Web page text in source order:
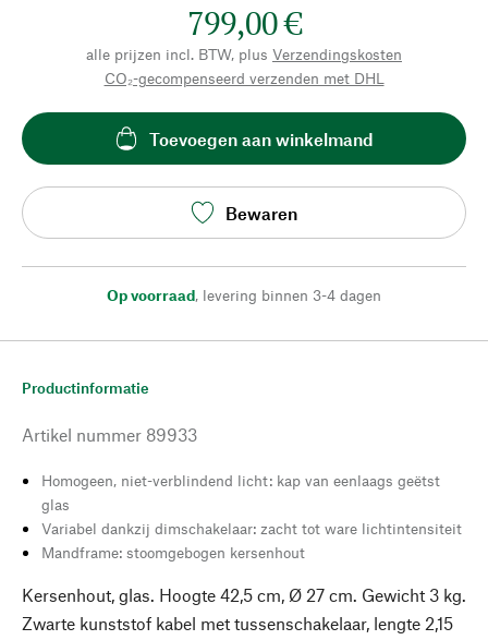
799,00 €
alle prijzen incl. BTW, plus Verzendingskosten
CO₂-gecompenseerd verzenden met DHL
Toevoegen aan winkelmand
Bewaren
Op voorraad, levering binnen 3-4 dagen
Productinformatie
Artikel nummer 89933
Homogeen, niet-verblindend licht: kap van eenlaags geëtst
glas
Variabel dankzij dimschakelaar: zacht tot ware lichtintensiteit
Mandframe: stoomgebogen kersenhout
Kersenhout, glas. Hoogte 42,5 cm, Ø 27 cm. Gewicht 3 kg.
Zwarte kunststof kabel met tussenschakelaar, lengte 2,15